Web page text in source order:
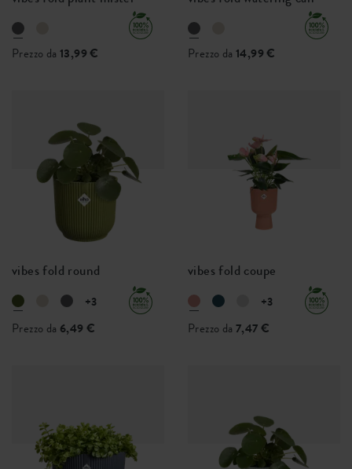
Prezzo da 13,99 € Prezzo da 14,99 €
vibes fold round
+3
Prezzo da 6,49 €
vibes fold coupe
+3
Prezzo da 7,47 €